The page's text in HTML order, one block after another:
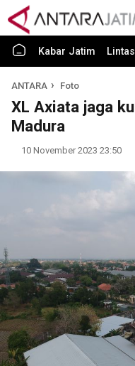
Kabar Jatim
ANTARA Foto
XL Axiata jaga
Madura
10 November 2023 23:50